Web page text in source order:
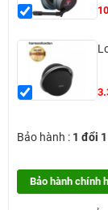
Bảo hành : 1 đổi
Bảo hành chính